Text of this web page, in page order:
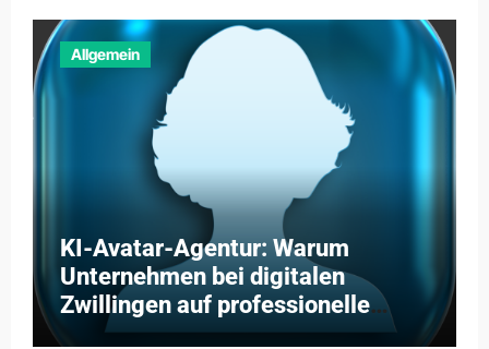
Allgemein
KI-Avatar-Agentur: Warum
Unternehmen bei digitalen
Zwillingen auf professionelle
Partner setzen